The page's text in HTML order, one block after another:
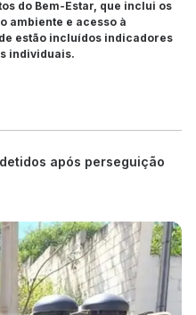
do Bem-Estar, que inclui os
ambiente e acesso à
estão incluídos indicadores
individuais.
após perseguição